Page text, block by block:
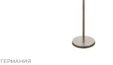
ГЕРМАНИЯ